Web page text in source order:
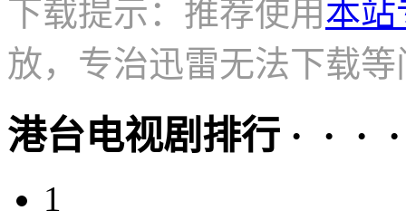
下载提示：推荐使用本站
放，专治迅雷无法下载等
港台电视剧排行 · · ·
1